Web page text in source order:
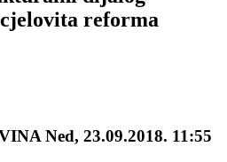
reforma
Ned, 23.09.2018. 11:55